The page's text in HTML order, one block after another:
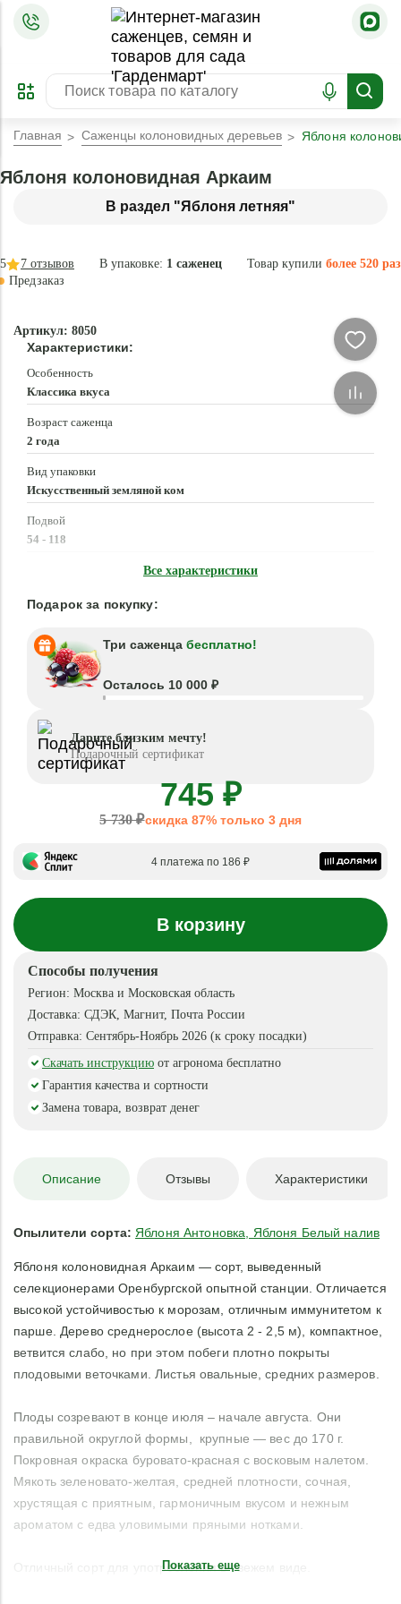
ПРЕДЗАКАЗ
ЗАБРОНИРОВАТЬ
ЛУЧШЕЕ
Главная Саженцы колоновидных деревьев Яблоня
В раздел "Яблоня летняя"
Яблоня колоновидная Аркаим
В упаковке: 1 саженец Товар купили более 520 раз
5 7 отзывов
Предзаказ
Артикул: 8050
Характеристики:
Особенность
Классика вкуса
Возраст саженца
2 года
Вид упаковки
Искусственный земляной ком
Подвой
54 - 118
Все характеристики
Подарок за покупку:
Три саженца бесплатно!
Осталось 10 000 ₽
Дарите близким мечту!
Подарочный сертификат
745 ₽
5 730 ₽скидка 87% только 3 дня
4 платежа по 186 ₽
В корзину
Способы получения
Регион: Москва и Московская область
Доставка: СДЭК, Магнит, Почта России
Отправка: Сентябрь-Ноябрь 2026 (к сроку посадки)
Скачать инструкцию от агронома бесплатно
Гарантия качества и сортности
Замена товара, возврат денег
Описание Отзывы Характеристики
Опылители сорта: Яблоня Антоновка, Яблоня Белый налив
Яблоня колоновидная Аркаим — сорт, выведенный
селекционерами Оренбургской опытной станции. Отличается
высокой устойчивостью к морозам, отличным иммунитетом к
парше. Дерево среднерослое (высота 2 - 2,5 м), компактное,
ветвится слабо, но при этом побеги плотно покрыты
плодовыми веточками. Листья овальные, средних размеров.
Плоды созревают в конце июля – начале августа. Они
правильной округлой формы, крупные — вес до 170 г.
Покровная окраска буровато-красная с восковым налетом.
Мякоть зеленовато-желтая, средней плотности, сочная,
хрустящая с приятным, гармоничным вкусом и нежным
ароматом с едва уловимыми пряными нотками.
Отличный сорт для употребления в свежем виде.
Показать еще